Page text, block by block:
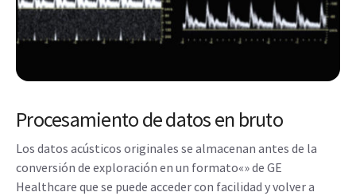
Procesamiento de datos en bruto
Los datos acústicos originales se almacenan antes de la
conversión de exploración en un formato«» de GE
Healthcare que se puede acceder con facilidad y volver a